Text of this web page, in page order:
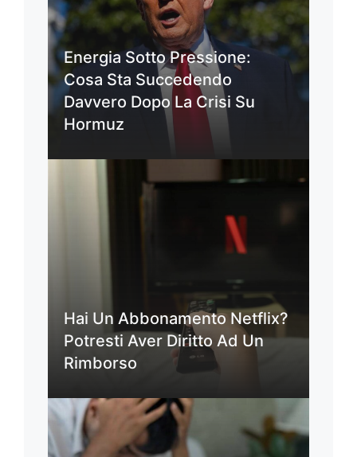
Energia Sotto Pressione:
Cosa Sta Succedendo
Davvero Dopo La Crisi Su
Hormuz
Hai Un Abbonamento Netflix?
Potresti Aver Diritto Ad Un
Rimborso